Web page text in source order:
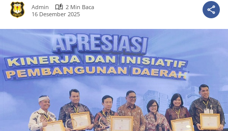
Admin
2 Min Baca
16 Desember 2025